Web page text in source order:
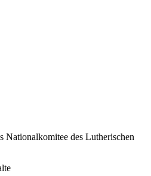
des Lutherischen